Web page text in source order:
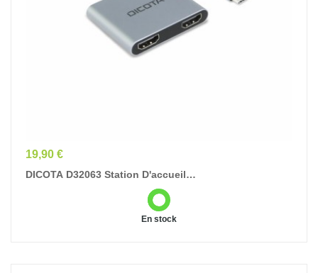
Prix
19,90 €
DICOTA D32063 Station D'accueil
Tablette/Smartphone/ordinateur Portable Argent
En stock